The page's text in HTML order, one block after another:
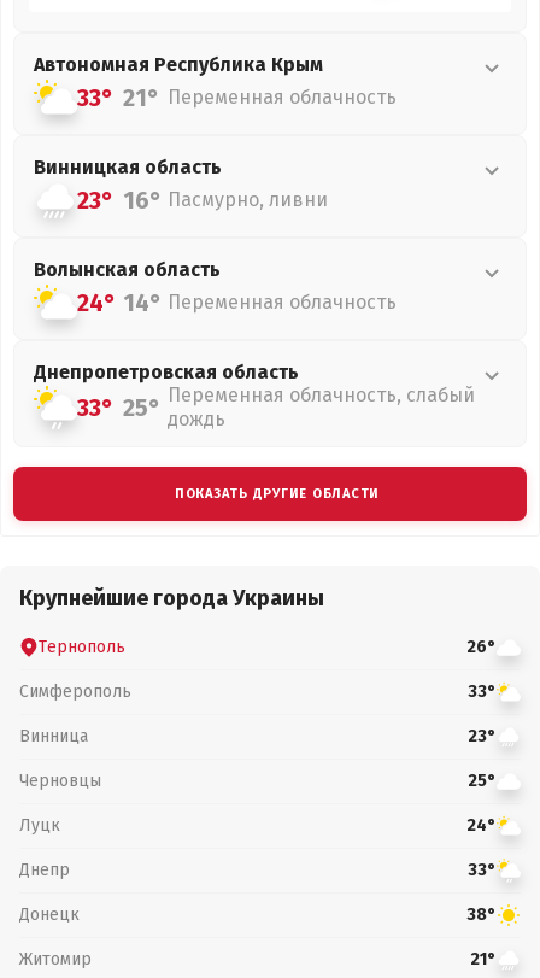
Автономная Республика Крым
33° 21° Переменная облачность
Винницкая область
23° 16° Пасмурно, ливни
Волынская область
24° 14° Переменная облачность
Днепропетровская область
33° 25° Переменная облачность, слабый
дождь
ПОКАЗАТЬ ДРУГИЕ ОБЛАСТИ
Крупнейшие города Украины
Тернополь 26°
Симферополь 33°
Винница 23°
Черновцы 25°
Луцк 24°
Днепр 33°
Донецк 38°
Житомир 21°